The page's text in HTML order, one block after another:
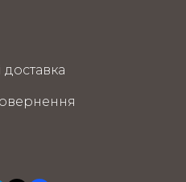
доставка